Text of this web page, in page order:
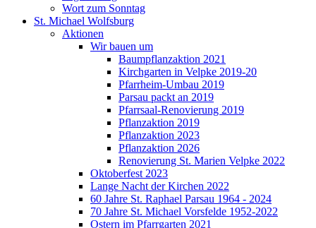
Wort zum Sonntag
St. Michael Wolfsburg
Aktionen
Wir bauen um
Baumpflanzaktion 2021
Kirchgarten in Velpke 2019-20
Pfarrheim-Umbau 2019
Parsau packt an 2019
Pfarrsaal-Renovierung 2019
Pflanzaktion 2019
Pflanzaktion 2023
Pflanzaktion 2026
Renovierung St. Marien Velpke 2022
Oktoberfest 2023
Lange Nacht der Kirchen 2022
60 Jahre St. Raphael Parsau 1964 - 2024
70 Jahre St. Michael Vorsfelde 1952-2022
Ostern im Pfarrgarten 2021